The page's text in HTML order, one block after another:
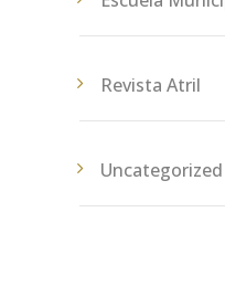
Revista Atril
Uncategorized